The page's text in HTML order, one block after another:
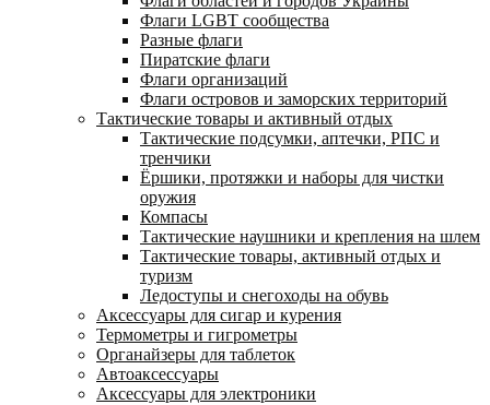
Флаги LGBT сообщества
Разные флаги
Пиратские флаги
Флаги организаций
Флаги островов и заморских территорий
Тактические товары и активный отдых
Тактические подсумки, аптечки, РПС и
тренчики
Ëршики, протяжки и наборы для чистки
оружия
Компасы
Тактические наушники и крепления на шлем
Тактические товары, активный отдых и
туризм
Ледоступы и снегоходы на обувь
Аксессуары для сигар и курения
Термометры и гигрометры
Органайзеры для таблеток
Автоаксессуары
Аксессуары для электроники